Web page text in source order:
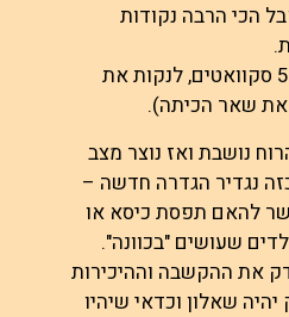
הכי הרבה נקודות
המשימה יכולה להיות לעשות הצגה לכיתה בנושא שהם יבחרו, לעשות 50 סקוואטים, לנקות את
שאר הכיתה).
נושבת ואז נוצר מצב
נגדיר הגדרה חדשה –
להאם תפסת כיסא או
שעושים "בכוונה".
את ההקשבה וההיכירות
שאלון וכדאי שיהיו